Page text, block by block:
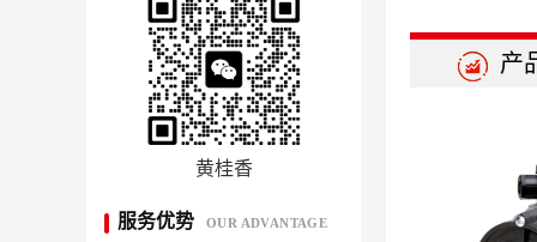
黄桂香
服务优势 OUR ADVANTAGE
产